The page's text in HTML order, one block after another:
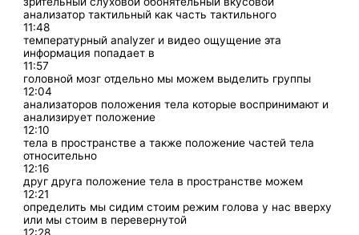
анализатор тактильный как часть тактильного
11:48
температурный analyzer и видео ощущение эта
информация попадает в
11:57
головной мозг отдельно мы можем выделить группы
12:04
анализаторов положения тела которые воспринимают и
анализирует положение
12:10
тела в пространстве а также положение частей тела
относительно
12:16
друг друга положение тела в пространстве можем
12:21
определить мы сидим стоим режим голова у нас вверху
или мы стоим в перевернутой